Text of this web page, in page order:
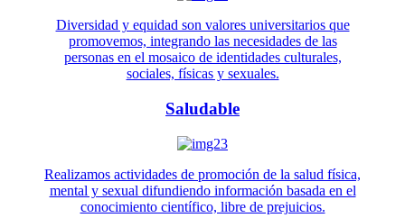
Diversidad y equidad son valores universitarios que
promovemos, integrando las necesidades de las
personas en el mosaico de identidades culturales,
sociales, físicas y sexuales.
Saludable
Realizamos actividades de promoción de la salud física,
mental y sexual difundiendo información basada en el
conocimiento científico, libre de prejuicios.